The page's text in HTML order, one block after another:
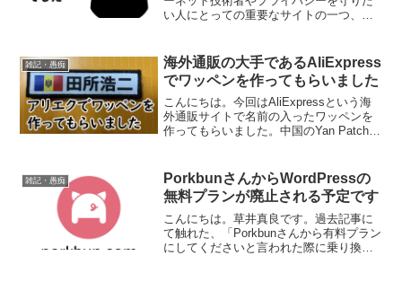
い人にとっての重要なサイトの一つ、
endlessly for two ...
雑記・愚痴
海外通販の大手であるAliExpress
でワッペンを作ってもらいました
こんにちは。今回はAliExpressという海
外通販サイトで名前の入ったワッペンを
作ってもらいました。中国のYan Patch
のデザインのワッペンを作ってくださ...
雑記・愚痴
PorkbunさんからWordPressの
無料プランが廃止される予定です
こんにちは。草井真良です。過去記事に
て触れた、「Porkbunさんから有料プラン
にしてくださいと言われた際に乗り換え